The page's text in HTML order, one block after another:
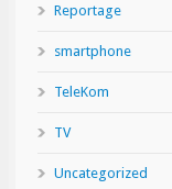
Reportage
smartphone
TeleKom
TV
Uncategorized